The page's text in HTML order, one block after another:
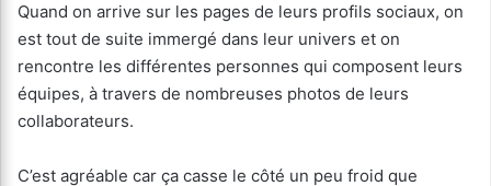
Quand on arrive sur les pages de leurs profils sociaux, on
est tout de suite immergé dans leur univers et on
rencontre les différentes personnes qui composent leurs
équipes, à travers de nombreuses photos de leurs
collaborateurs.
C’est agréable car ça casse le côté un peu froid que